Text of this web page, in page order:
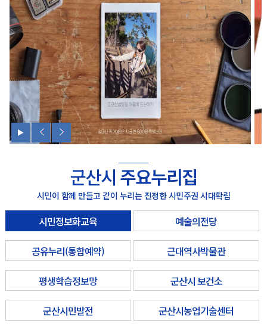
군산시 주요누리집
시민이 함께 만들고 같이 누리는 진정한 시민주권 시대확립
시민정보화교육 예술의전당
공유누리(통합예약) 근대역사박물관
평생학습정보망 군산시 보건소
군산시민발전 군산시농업기술센터